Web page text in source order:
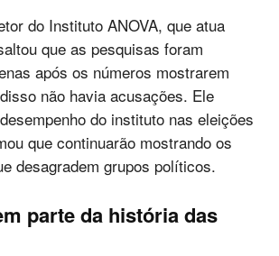
do Instituto ANOVA, que atua
que as pesquisas foram
após os números mostrarem
não havia acusações. Ele
do instituto nas eleições
que continuarão mostrando os
desagradem grupos políticos.
parte da história das